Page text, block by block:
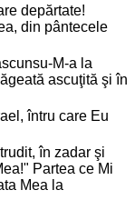
depărtate!
din pântecele
M-a la
ascuţită şi în
întru care Eu
în zadar şi
Partea ce Mi
Mea la